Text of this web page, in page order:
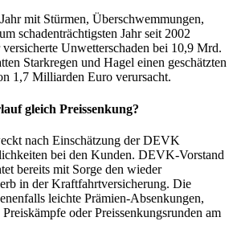
mit Stürmen, Überschwemmungen,
schadenträchtigsten Jahr seit 2002
Unwetterschaden bei 10,9 Mrd.
Starkregen und Hagel einen geschätzten
1,7 Milliarden Euro verursacht.
gleich Preissenkung?
nach Einschätzung der DEVK
bei den Kunden. DEVK-Vorstand
bereits mit Sorge den wieder
in der Kraftfahrtversicherung. Die
leichte Prämien-Absenkungen,
oder Preissenkungsrunden am